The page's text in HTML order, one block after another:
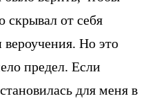
скрывал от себя
вероучения. Но это
предел. Если
для меня в